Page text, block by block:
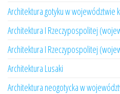
Architektura gotyku w województwie
Architektura I Rzeczypospolitej
Architektura I Rzeczypospolitej
Architektura Lusaki
Architektura neogotycka w